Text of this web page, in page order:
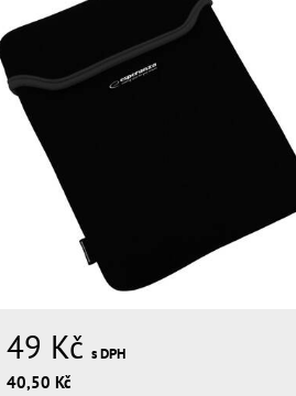
49 Kč s DPH
40,50 Kč